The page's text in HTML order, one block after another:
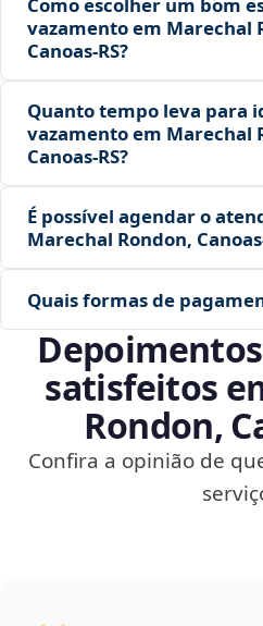
Como escolher um bom
vazamento em Marechal
Canoas‑RS?
Quanto tempo leva para
vazamento em Marechal
Canoas‑RS?
É possível agendar o
Marechal Rondon,
Quais formas de
satisfeitos
Rondon,
Confira a opinião de